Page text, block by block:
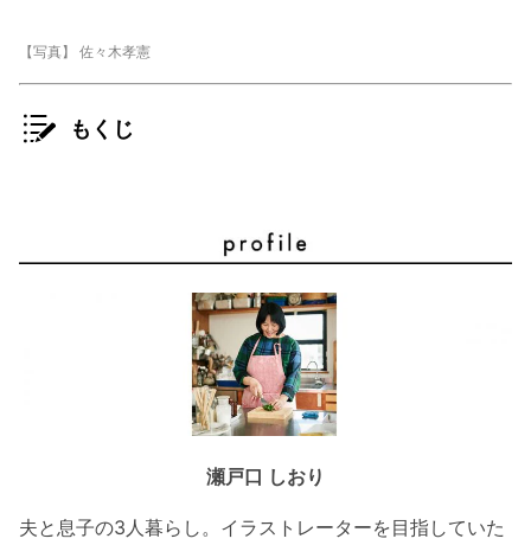
【写真】 佐々木孝憲
もくじ
瀬戸口 しおり
夫と息子の3人暮らし。イラストレーターを目指していた